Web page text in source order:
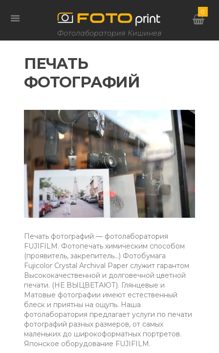
Фотолаборатория Кишинев
0
ПЕЧАТЬ
ФОТОГРАФИЙ
Печать фотографий — фотолаборатория
FUJIFILM. Фотопечать химическим способом
(проявитель, закрепитель…) Фотобумага
Fujicolor Crystal Archival Paper служит гарантом
Высококачественной и долговечной цветной
печати. (НЕ ВЫЦВЕТАЮТ). Глянцевые и
Матовые фотографии имеют естественный
блеск и приятны на ощупь. Наша
фотолаборатория предлагает услуги по печати
фотографий разных размеров, от самых
маленьких до широкоформатных портретов.
Японское оборудование FUJIFILM.